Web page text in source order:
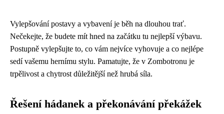
Vylepšování postavy a vybavení je běh na dlouhou trať.
Nečekejte, že budete mít hned na začátku tu nejlepší výbavu.
Postupně vylepšujte to, co vám nejvíce vyhovuje a co nejlépe
sedí vašemu hernímu stylu. Pamatujte, že v Zombotronu je
trpělivost a chytrost důležitější než hrubá síla.
Řešení hádanek a překonávání překážek